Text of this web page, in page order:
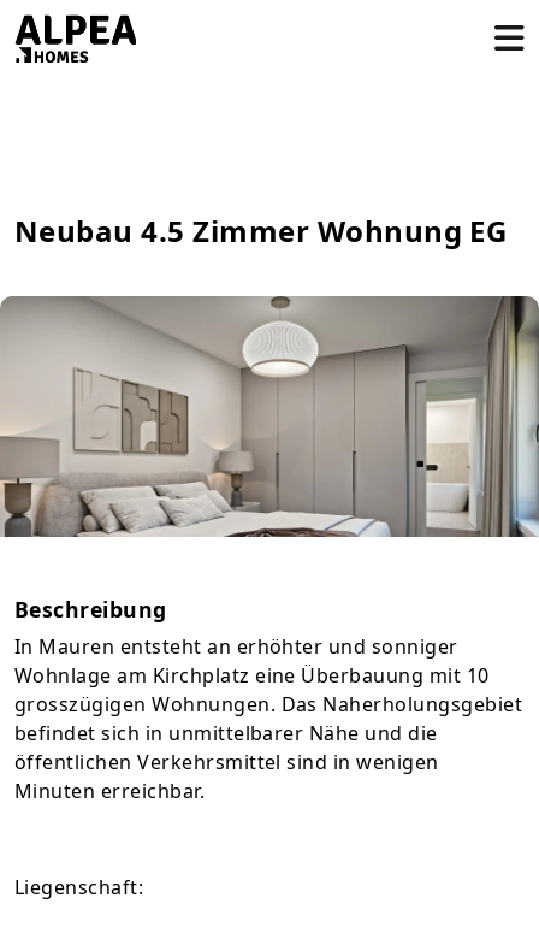
Neubau 4.5 Zimmer Wohnung EG
Beschreibung
In Mauren entsteht an erhöhter und sonniger
Wohnlage am Kirchplatz eine Überbauung mit 10
grosszügigen Wohnungen. Das Naherholungsgebiet
befindet sich in unmittelbarer Nähe und die
öffentlichen Verkehrsmittel sind in wenigen
Minuten erreichbar.
Liegenschaft: